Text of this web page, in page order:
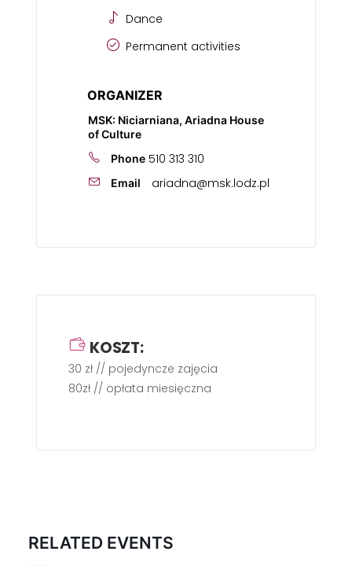
Dance
Permanent activities
ORGANIZER
MSK: Niciarniana, Ariadna House
of Culture
Phone 510 313 310
Email ariadna@msk.lodz.pl
KOSZT:
30 zł // pojedyncze zajęcia
80zł // opłata miesięczna
RELATED EVENTS